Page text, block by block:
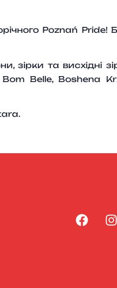
Poznań Pride!
зірки та висхідні
Belle, Boshena